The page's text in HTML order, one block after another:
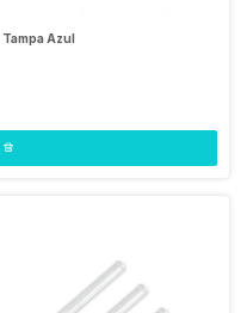
Tampa Azul